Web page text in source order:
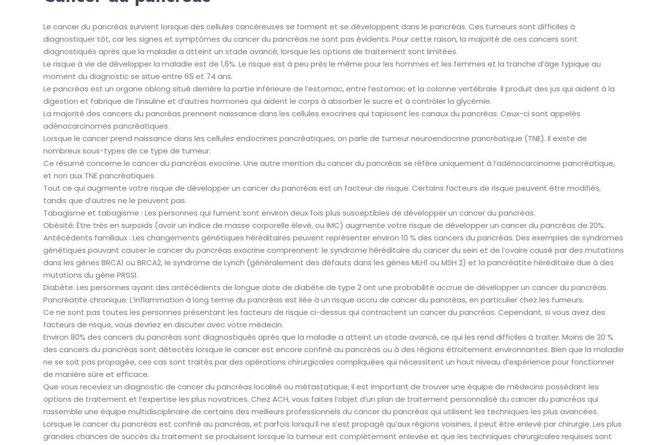
Le cancer du pancréas survient lorsque des cellules cancéreuses se forment et se développent dans le pancréas. Ces tumeurs sont difficiles à
diagnostiquer tôt, car les signes et symptômes du cancer du pancréas ne sont pas évidents. Pour cette raison, la majorité de ces cancers sont
diagnostiqués après que la maladie a atteint un stade avancé, lorsque les options de traitement sont limitées.
Le risque à vie de développer la maladie est de 1,6%. Le risque est à peu près le même pour les hommes et les femmes et la tranche d’âge typique au
moment du diagnostic se situe entre 65 et 74 ans.
Le pancréas est un organe oblong situé derrière la partie inférieure de l’estomac, entre l’estomac et la colonne vertébrale. Il produit des jus qui aident à la
digestion et fabrique de l’insuline et d’autres hormones qui aident le corps à absorber le sucre et à contrôler la glycémie.
La majorité des cancers du pancréas prennent naissance dans les cellules exocrines qui tapissent les canaux du pancréas. Ceux-ci sont appelés
adénocarcinomes pancréatiques .
Lorsque le cancer prend naissance dans les cellules endocrines pancréatiques, on parle de tumeur neuroendocrine pancréatique (TNE). Il existe de
nombreux sous-types de ce type de tumeur.
Ce résumé concerne le cancer du pancréas exocrine. Une autre mention du cancer du pancréas se réfère uniquement à l’adénocarcinome pancréatique,
et non aux TNE pancréatiques.
Tout ce qui augmente votre risque de développer un cancer du pancréas est un facteur de risque. Certains facteurs de risque peuvent être modifiés,
tandis que d’autres ne le peuvent pas.
Tabagisme et tabagisme : Les personnes qui fument sont environ deux fois plus susceptibles de développer un cancer du pancréas.
Obésité: Être très en surpoids (avoir un indice de masse corporelle élevé, ou IMC) augmente votre risque de développer un cancer du pancréas de 20%.
Antécédents familiaux : Les changements génétiques héréditaires peuvent représenter environ 10 % des cancers du pancréas. Des exemples de syndromes
génétiques pouvant causer le cancer du pancréas exocrine comprennent: le syndrome héréditaire du cancer du sein et de l’ovaire causé par des mutations
dans les gènes BRCA1 ou BRCA2, le syndrome de Lynch (généralement des défauts dans les gènes MLH1 ou MSH 2) et la pancréatite héréditaire due à des
mutations du gène PRSSI.
Diabète: Les personnes ayant des antécédents de longue date de diabète de type 2 ont une probabilité accrue de développer un cancer du pancréas.
Pancréatite chronique: L’inflammation à long terme du pancréas est liée à un risque accru de cancer du pancréas, en particulier chez les fumeurs.
Ce ne sont pas toutes les personnes présentant les facteurs de risque ci-dessus qui contractent un cancer du pancréas. Cependant, si vous avez des
facteurs de risque, vous devriez en discuter avec votre médecin.
Environ 80% des cancers du pancréas sont diagnostiqués après que la maladie a atteint un stade avancé, ce qui les rend difficiles à traiter. Moins de 20 %
des cancers du pancréas sont détectés lorsque le cancer est encore confiné au pancréas ou à des régions étroitement environnantes. Bien que la maladie
ne se soit pas propagée, ces cas sont traités par des opérations chirurgicales compliquées qui nécessitent un haut niveau d’expérience pour fonctionner
de manière sûre et efficace.
Que vous receviez un diagnostic de cancer du pancréas localisé ou métastatique, il est important de trouver une équipe de médecins possédant les
options de traitement et l’expertise les plus novatrices. Chez ACH, vous faites l’objet d’un plan de traitement personnalisé du cancer du pancréas qui
rassemble une équipe multidisciplinaire de certains des meilleurs professionnels du cancer du pancréas qui utilisent les techniques les plus avancées.
Lorsque le cancer du pancréas est confiné au pancréas, et parfois lorsqu’il ne s’est propagé qu’aux régions voisines, il peut être enlevé par chirurgie. Les plus
grandes chances de succès du traitement se produisent lorsque la tumeur est complètement enlevée et que les techniques chirurgicales requises sont